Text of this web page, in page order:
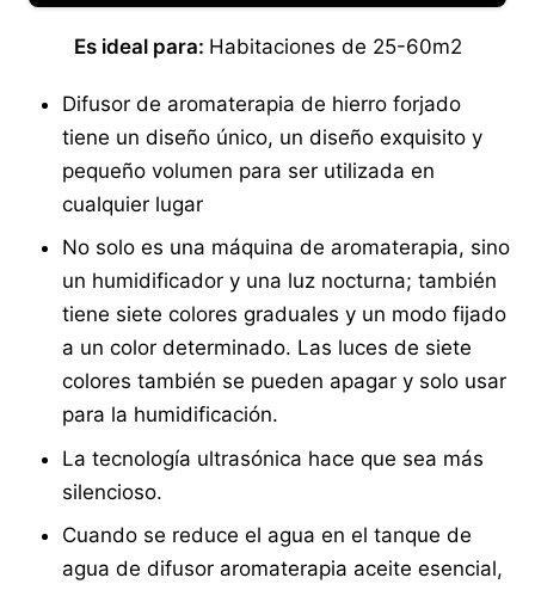
Es ideal para: Habitaciones de 25-60m2
Difusor de aromaterapia de hierro forjado
tiene un diseño único, un diseño exquisito y
pequeño volumen para ser utilizada en
cualquier lugar
No solo es una máquina de aromaterapia, sino
un humidificador y una luz nocturna; también
tiene siete colores graduales y un modo fijado
a un color determinado. Las luces de siete
colores también se pueden apagar y solo usar
para la humidificación.
La tecnología ultrasónica hace que sea más
silencioso.
Cuando se reduce el agua en el tanque de
agua de difusor aromaterapia aceite esencial,